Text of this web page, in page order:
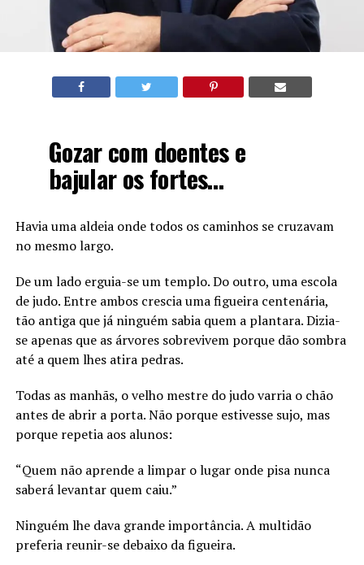
Gozar com doentes e
bajular os fortes…
Havia uma aldeia onde todos os caminhos se cruzavam
no mesmo largo.
De um lado erguia-se um templo. Do outro, uma escola
de judo. Entre ambos crescia uma figueira centenária,
tão antiga que já ninguém sabia quem a plantara. Dizia-
se apenas que as árvores sobrevivem porque dão sombra
até a quem lhes atira pedras.
Todas as manhãs, o velho mestre do judo varria o chão
antes de abrir a porta. Não porque estivesse sujo, mas
porque repetia aos alunos:
“Quem não aprende a limpar o lugar onde pisa nunca
saberá levantar quem caiu.”
Ninguém lhe dava grande importância. A multidão
preferia reunir-se debaixo da figueira.